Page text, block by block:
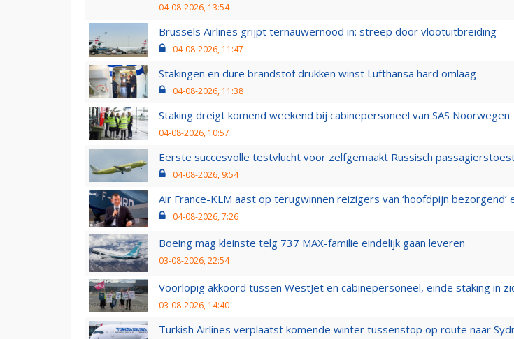
04-08-2026, 13:54
Brussels Airlines grijpt ternauwernood in: streep door vlootuitbreiding
04-08-2026, 11:47
Stakingen en dure brandstof drukken winst Lufthansa hard omlaag
04-08-2026, 11:38
Staking dreigt komend weekend bij cabinepersoneel van SAS Noorwegen
04-08-2026, 10:57
Eerste succesvolle testvlucht voor zelfgemaakt Russisch
04-08-2026, 9:54
Air France-KLM aast op terugwinnen reizigers van ‘hoofdpijn bezorgend’
04-08-2026, 7:26
Boeing mag kleinste telg 737 MAX-familie eindelijk gaan leveren
03-08-2026, 22:54
Voorlopig akkoord tussen WestJet en cabinepersoneel, einde staking in
03-08-2026, 14:40
Turkish Airlines verplaatst komende winter tussenstop op route naar